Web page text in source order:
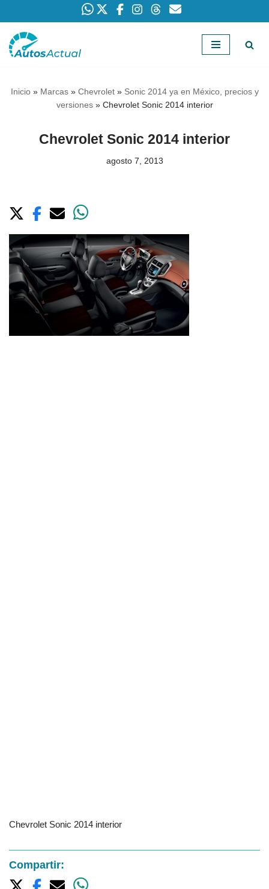
Saltar
Inicio» Marcas» Chevrolet» Sonic 2014 ya en México, precios y
versiones» Chevrolet Sonic 2014 interior
Chevrolet Sonic 2014 interior
agosto 7, 2013
Chevrolet Sonic 2014 interior
Compartir: